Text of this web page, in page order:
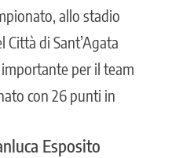
allo stadio
Città di Sant’Agata
per il team
con 26 punti in
Esposito